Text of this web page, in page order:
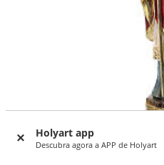
Holyart app
Descubra agora a APP de Holyart
-5%